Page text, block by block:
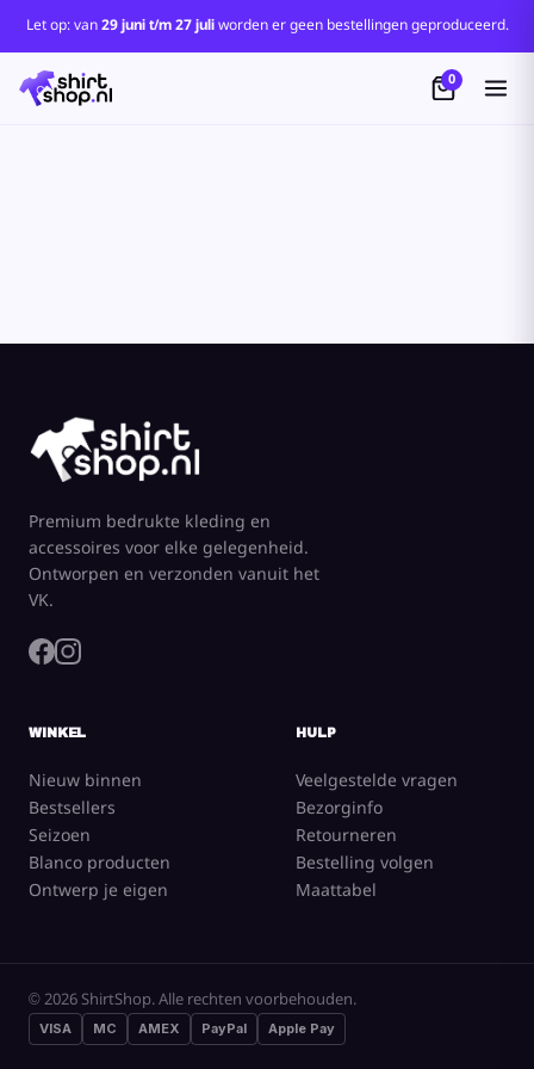
Let op: van29 juni t/m 27 juliworden er geen bestellingen geproduceerd.
0
Premium bedrukte kleding en
accessoires voor elke gelegenheid.
Ontworpen en verzonden vanuit het
VK.
WINKEL
Nieuw binnen
Bestsellers
Seizoen
Blanco producten
Ontwerp je eigen
HULP
Veelgestelde vragen
Bezorginfo
Retourneren
Bestelling volgen
Maattabel
© 2026 ShirtShop. Alle rechten voorbehouden.
VISA MC AMEX PayPal Apple Pay
Standaard
Price: Lowest First
Price: Highest First